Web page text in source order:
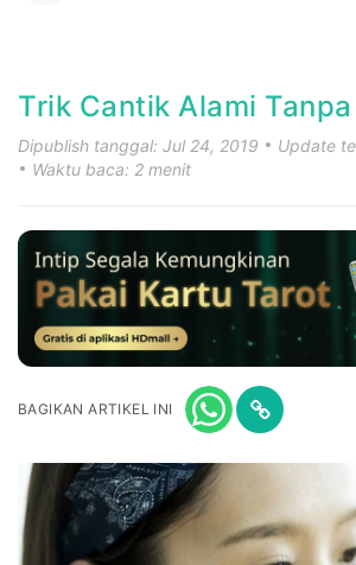
Trik Cantik Alami
Dipublish tanggal: Jul 24, 2019
Update
Waktu baca: 2 menit
BAGIKAN ARTIKEL INI